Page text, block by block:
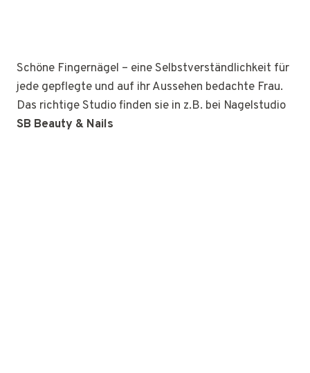
Schöne Fingernägel – eine Selbstverständlichkeit für
jede gepflegte und auf ihr Aussehen bedachte Frau.
Das richtige Studio finden sie in z.B. bei Nagelstudio
SB Beauty & Nails